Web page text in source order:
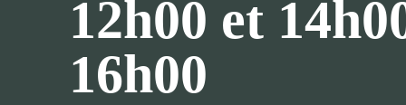
12h00 et
16h00